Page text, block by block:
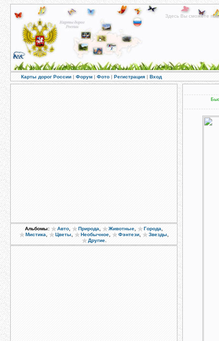
Здесь Вы сможете
Карты дорог России | Форум | Фото | Регистрация | Вход
Альбомы: Авто Природа Животные Города
Мистика Цветы Необычное Фэнтези Звезды
Другие.